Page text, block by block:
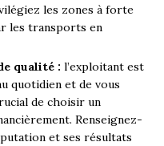
les zones à forte
les transports en
qualité : l’exploitant est
quotidien et de vous
de choisir un
Renseignez-
et ses résultats